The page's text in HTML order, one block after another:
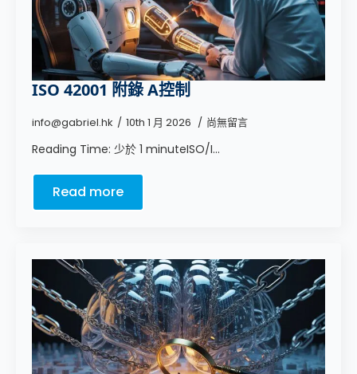
ISO 42001 附錄 A控制
info@gabriel.hk 10th 1 月 2026 尚無留言
Reading Time: 少於 1 minuteISO/I...
Read more